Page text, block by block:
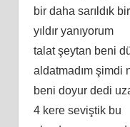
bir daha sarıldık
yıldır yanıyorum
talat şeytan beni
aldatmadım şimdi
beni doyur dedi
4 kere seviştik bu